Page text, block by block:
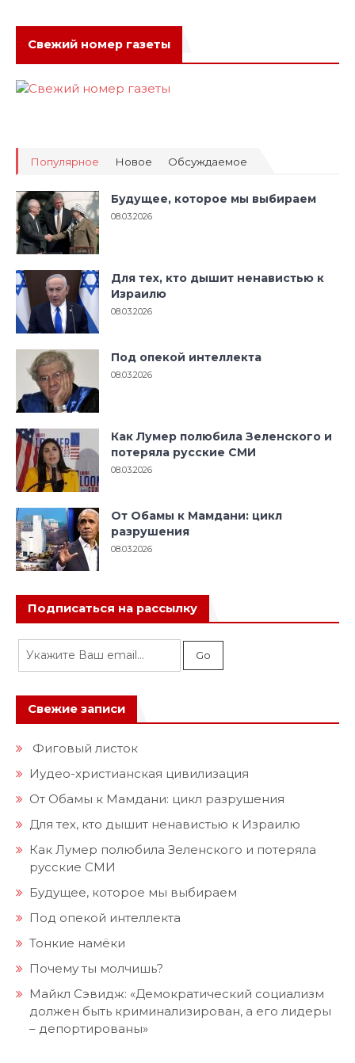
Свежий номер газеты
Популярное Новое Обсуждаемое
Будущее, которое мы выбираем
08.03.2026
Для тех, кто дышит ненавистью к
Израилю
08.03.2026
Под опекой интеллекта
08.03.2026
Как Лумер полюбила Зеленского и
потеряла русские СМИ
08.03.2026
От Обамы к Мамдани: цикл
разрушения
08.03.2026
Подписаться на рассылку
Свежие записи
Фиговый листок
Иудео-христианская цивилизация
От Обамы к Мамдани: цикл разрушения
Для тех, кто дышит ненавистью к Израилю
Как Лумер полюбила Зеленского и потеряла
русские СМИ
Будущее, которое мы выбираем
Под опекой интеллекта
Тонкие намёки
Почему ты молчишь?
Майкл Сэвидж: «Демократический социализм
должен быть криминализирован, а его лидеры
– депортированы»